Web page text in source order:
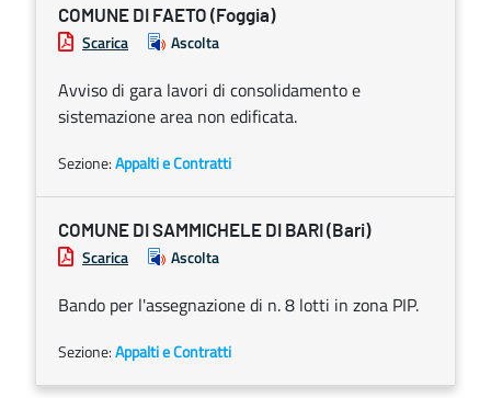
COMUNE DI FAETO (Foggia)
Scarica Ascolta
Avviso di gara lavori di consolidamento e
sistemazione area non edificata.
Sezione:Appalti e Contratti
COMUNE DI SAMMICHELE DI BARI (Bari)
Scarica Ascolta
Bando per l'assegnazione di n. 8 lotti in zona PIP.
Sezione:Appalti e Contratti